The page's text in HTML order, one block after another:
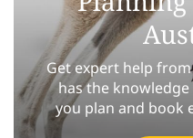
Get expert help
has the
you plan and book